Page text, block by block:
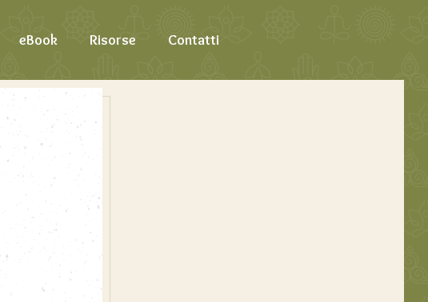
eBook Risorse Contatti